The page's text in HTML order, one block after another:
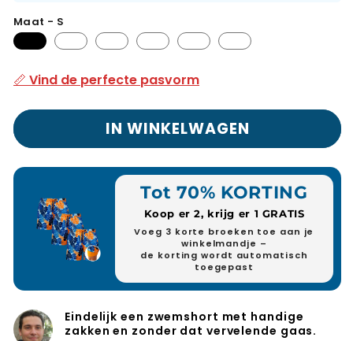
Maat - S
📏 Vind de perfecte pasvorm
IN WINKELWAGEN
Tot 70% KORTING
Koop er 2, krijg er 1 GRATIS
Voeg 3 korte broeken toe aan je
winkelmandje –
de korting wordt automatisch
toegepast
Eindelijk een zwemshort met handige
zakken en zonder dat vervelende gaas.